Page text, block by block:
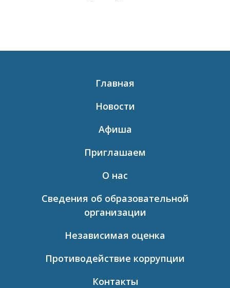
Главная
Новости
Афиша
Приглашаем
О нас
Сведения об образовательной
организации
Независимая оценка
Противодействие коррупции
Контакты